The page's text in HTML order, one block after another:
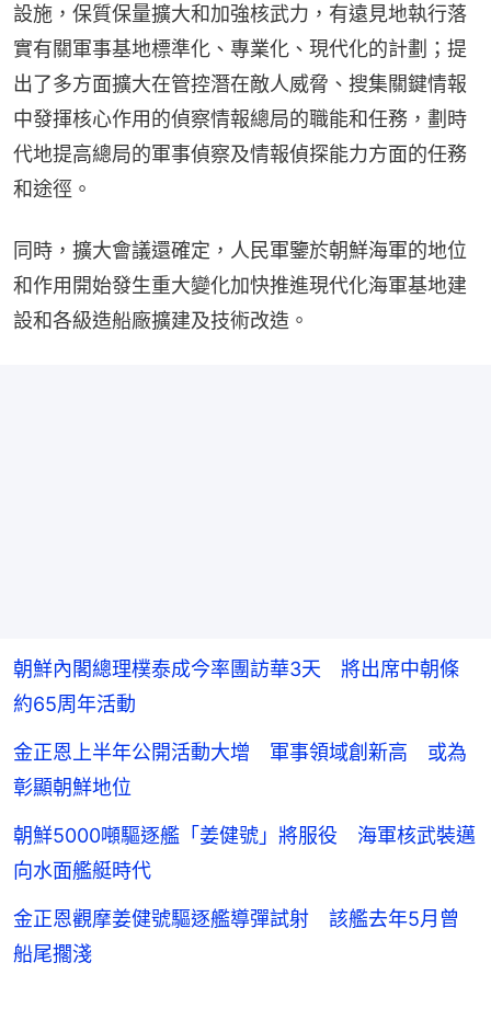
設施，保質保量擴大和加強核武力，有遠見地執行落
實有關軍事基地標準化、專業化、現代化的計劃；提
出了多方面擴大在管控潛在敵人威脅、搜集關鍵情報
中發揮核心作用的偵察情報總局的職能和任務，劃時
代地提高總局的軍事偵察及情報偵探能力方面的任務
和途徑。
同時，擴大會議還確定，人民軍鑒於朝鮮海軍的地位
和作用開始發生重大變化加快推進現代化海軍基地建
設和各級造船廠擴建及技術改造。
朝鮮內閣總理樸泰成今率團訪華3天 將出席中朝條
約65周年活動
金正恩上半年公開活動大增 軍事領域創新高 或為
彰顯朝鮮地位
朝鮮5000噸驅逐艦「姜健號」將服役 海軍核武裝邁
向水面艦艇時代
金正恩觀摩姜健號驅逐艦導彈試射 該艦去年5月曾
船尾擱淺